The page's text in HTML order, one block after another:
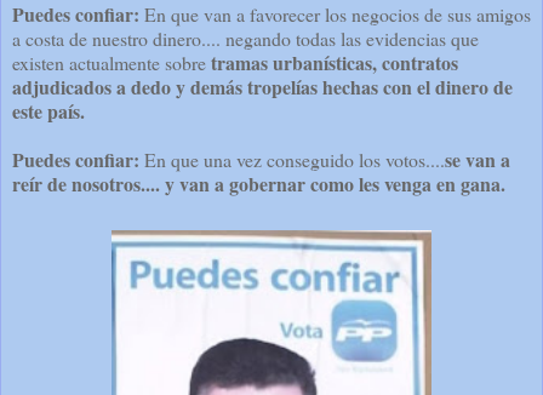
Puedes confiar: En que van a favorecer los negocios de sus amigos
a costa de nuestro dinero.... negando todas las evidencias que
existen actualmente sobretramas urbanísticas, contratos
adjudicados a dedo y demás tropelías hechas con el dinero de
este país.
Puedes confiar: En que una vez conseguido los votos....se van a
reír de nosotros.... y van a gobernar como les venga en gana.